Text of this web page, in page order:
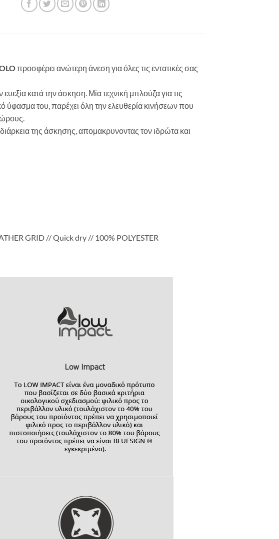
προσφέρει ανώτερη άνεση για όλες τις εντατικές σας
κατά την άσκηση. Μία τεχνική μπλούζα για τις
ύφασμα του, παρέχει όλη την ελευθερία κινήσεων που
της άσκησης, απομακρυνοντας τον ιδρώτα και
GRID // Quick dry // 100% POLYESTER